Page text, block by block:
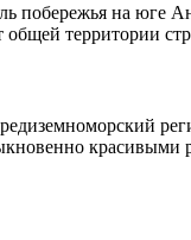
побережья на юге
общей территории